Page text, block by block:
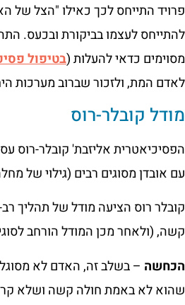
פרויד התייחס לכך כאילו "הצל של
להתייחס לעצמו בביקורת ובכעס.
מסוימים כדאי להעלות (בטיפול
לאדם המת, ולזכור שברוב מערכות
מודל קובלר-רוס
הפסיכיאטרית אליזבת' קובלר-רוס
עם אובדן מסוגים רבים (גילוי של
קובלר רוס הציעה מודל של תהליך
קשה, (ולאחר מכן המודל הורחב
הכחשה – בשלב זה, האדם לא
שהוא לא באמת חולה קשה ושלא קרה